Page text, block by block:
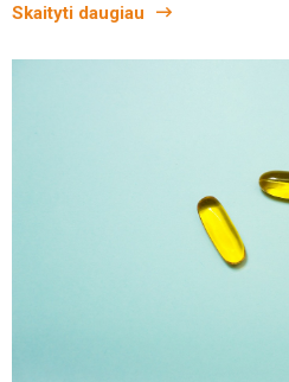
Skaityti daugiau